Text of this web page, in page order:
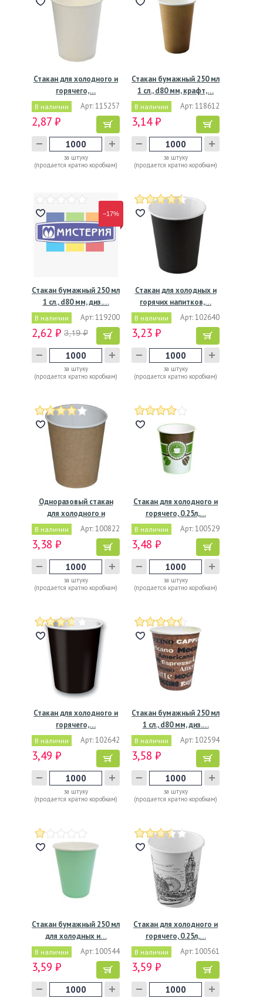
Стакан для холодного и
горячего,…
В наличии Арт: 115257
2,87 ₽
за штуку
(продается кратно коробкам)
Стакан бумажный 250 мл
1 сл., d80 мм, крафт,…
В наличии Арт: 118612
3,14 ₽
за штуку
(продается кратно коробкам)
−17%
Стакан бумажный 250 мл
1 сл., d80 мм, диз.…
В наличии Арт: 119200
2,62 ₽ 3,19 ₽
за штуку
(продается кратно коробкам)
Стакан для холодных и
горячих напитков,…
В наличии Арт: 102640
3,23 ₽
за штуку
(продается кратно коробкам)
Одноразовый стакан
для холодного и
горячего,…
В наличии Арт: 100822
3,38 ₽
за штуку
(продается кратно коробкам)
Стакан для холодного и
горячего, 0.25л,…
В наличии Арт: 100529
3,48 ₽
за штуку
(продается кратно коробкам)
Стакан для холодного и
горячего,…
В наличии Арт: 102642
3,49 ₽
за штуку
(продается кратно коробкам)
Стакан бумажный 250 мл
1 сл., d80 мм, диз.…
В наличии Арт: 102594
3,58 ₽
за штуку
(продается кратно коробкам)
Стакан бумажный 250 мл
для холодных и…
В наличии Арт: 100544
3,59 ₽
Стакан для холодного и
горячего, 0.25л,…
В наличии Арт: 100561
3,59 ₽